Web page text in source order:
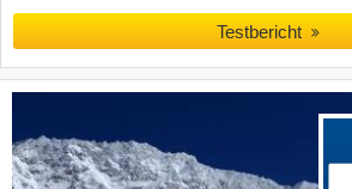
Testbericht